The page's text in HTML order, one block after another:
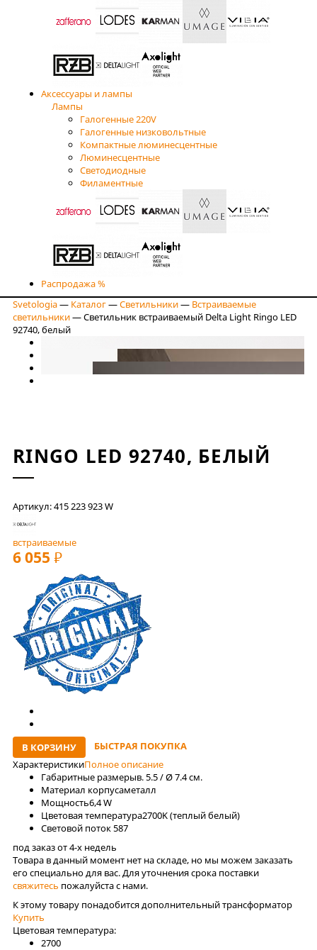
Аксессуары и лампы
Лампы
Галогенные 220V
Галогенные низковольтные
Компактные люминесцентные
Люминесцентные
Светодиодные
Филаментные
Распродажа %
Svetologia— Каталог—Светильники— Встраиваемые
светильники—Светильник встраиваемый Delta Light Ringo LED
92740, белый
RINGO LED 92740, БЕЛЫЙ
Артикул: 415 223 923 W
встраиваемые
6 055 РУБ
В КОРЗИНУ
БЫСТРАЯ ПОКУПКА
ХарактеристикиПолное описание
Габаритные размерыв. 5.5 / Ø 7.4 см.
Материал корпусаметалл
Мощность6,4 W
Цветовая температура2700K (теплый белый)
Световой поток587
под заказ от 4-x недель
Товара в данный момент нет на складе, но мы можем заказать
его специально для вас. Для уточнения срока поставки
свяжитесь пожалуйста с нами.
К этому товару понадобится дополнительный трансформатор
Купить
Цветовая температура:
2700